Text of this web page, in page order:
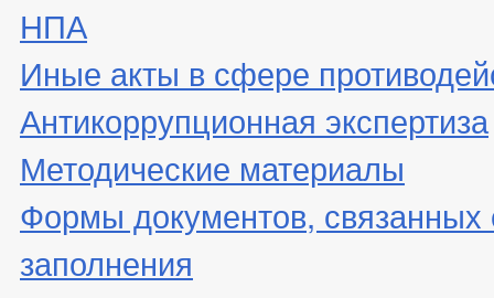
НПА
Иные акты в сфере
Антикоррупционная экспертиза
Методические материалы
Формы документов, связанных
заполнения